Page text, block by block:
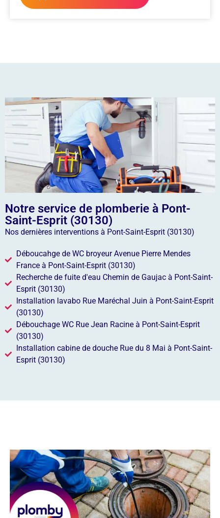
Notre service de plomberie à Pont-
Saint-Esprit (30130)
Nos dernières interventions à Pont-Saint-Esprit (30130)
Déboucahge de WC broyeur Avenue Pierre Mendes
France à Pont-Saint-Esprit (30130)
Recherche de fuite d'eau Chemin de Gaujac à Pont-Saint-
Esprit (30130)
Installation lavabo Rue Maréchal Juin à Pont-Saint-Esprit
(30130)
Débouchage WC Rue Jean Racine à Pont-Saint-Esprit
(30130)
Installation cabine de douche Rue du 8 Mai à Pont-Saint-
Esprit (30130)